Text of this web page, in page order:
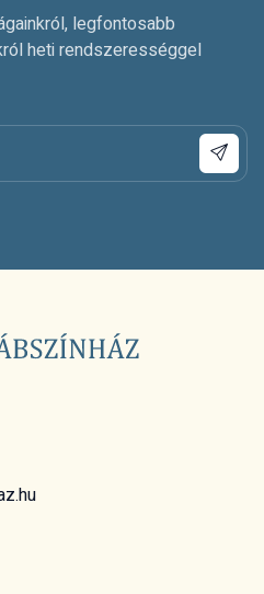
legfontosabb
heti rendszerességgel